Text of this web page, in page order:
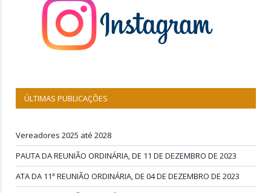
ÚLTIMAS PUBLICAÇÕES
Vereadores 2025 até 2028
PAUTA DA REUNIÃO ORDINÁRIA, DE 11 DE DEZEMBRO DE 2023
ATA DA 11ª REUNIÃO ORDINÁRIA, DE 04 DE DEZEMBRO DE 2023